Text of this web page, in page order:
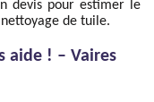
devis pour estimer le
de tuile.
aide ! – Vaires